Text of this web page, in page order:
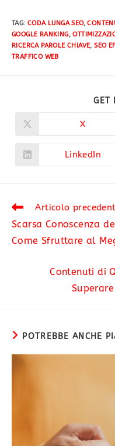
TAG:CODA LUNGA SEO,
GOOGLE RANKING,
RICERCA PAROLE CHIAVE, SEO
TRAFFICO WEB
GET
X
LinkedIn
Articolo
Scarsa Conoscenza
Come Sfruttare al
Contenuti di
POTREBBE ANCHE